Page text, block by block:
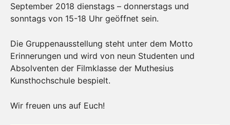
September 2018 dienstags – donnerstags und
sonntags von 15-18 Uhr geöffnet sein.
Die Gruppenausstellung steht unter dem Motto
Erinnerungen und wird von neun Studenten und
Absolventen der Filmklasse der Muthesius
Kunsthochschule bespielt.
Wir freuen uns auf Euch!